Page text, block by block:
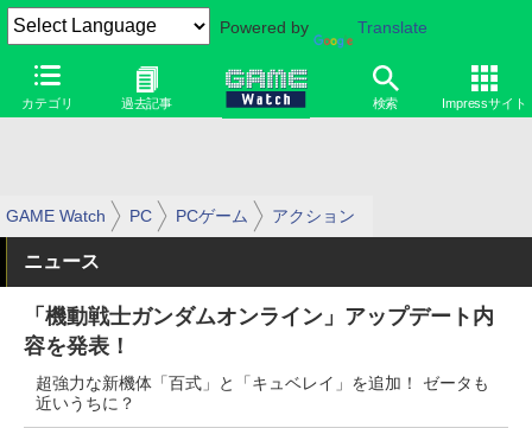
Powered by Translate
カテゴリ 過去記事 検索 Impressサイト
GAME Watch PC PCゲーム アクション
ニュース
「機動戦士ガンダムオンライン」アップデート内
容を発表！
超強力な新機体「百式」と「キュベレイ」を追加！ ゼータも
近いうちに？